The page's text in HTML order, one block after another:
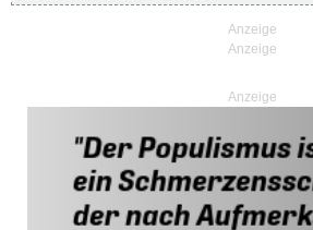
Anzeige